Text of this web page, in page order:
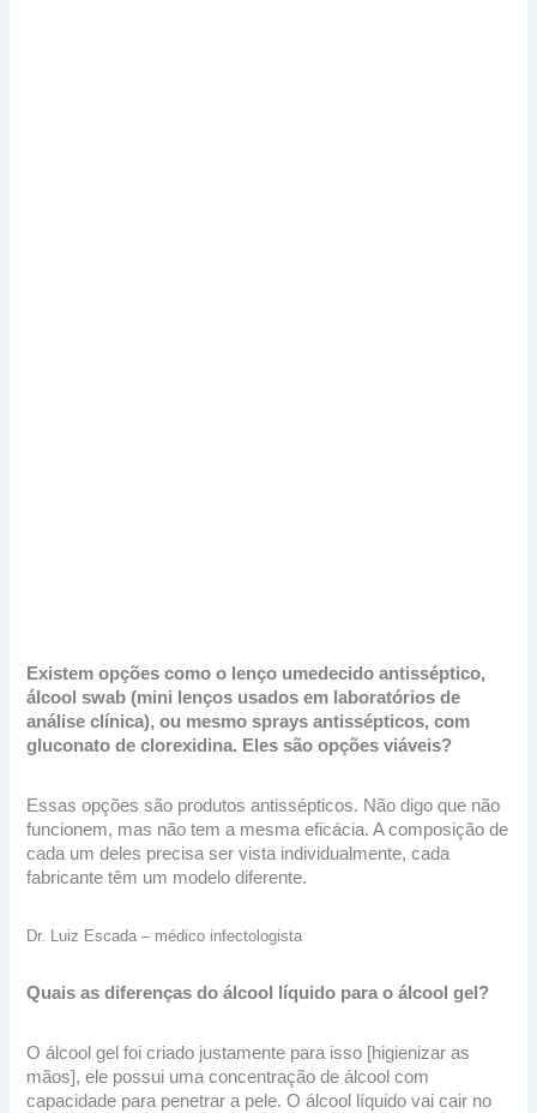
Existem opções como o lenço umedecido antisséptico,
álcool swab (mini lenços usados em laboratórios de
análise clínica), ou mesmo sprays antissépticos, com
gluconato de clorexidina. Eles são opções viáveis?
Essas opções são produtos antissépticos. Não digo que não
funcionem, mas não tem a mesma eficácia. A composição de
cada um deles precisa ser vista individualmente, cada
fabricante têm um modelo diferente.
Dr. Luiz Escada – médico infectologista
Quais as diferenças do álcool líquido para o álcool gel?
O álcool gel foi criado justamente para isso [higienizar as
mãos], ele possui uma concentração de álcool com
capacidade para penetrar a pele. O álcool líquido vai cair no